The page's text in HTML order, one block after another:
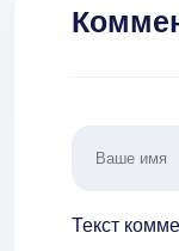
Текст